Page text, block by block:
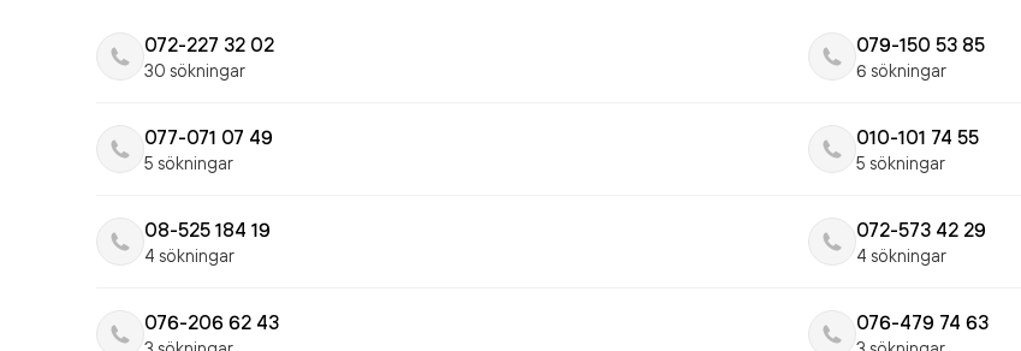
072-227 32 02
30 sökningar
079-150 53 85
6 sökningar
077-071 07 49
5 sökningar
010-101 74 55
5 sökningar
08-525 184 19
4 sökningar
072-573 42 29
4 sökningar
076-206 62 43 076-479 74 63